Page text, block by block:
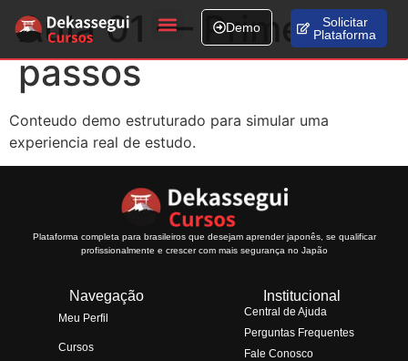
Demo
Solicitar
Plataforma
Aula 01 — Primeiros
passos
Conteudo demo estruturado para simular uma
experiencia real de estudo.
Plataforma completa para brasileiros que desejam aprender japonês, se qualificar
profissionalmente e crescer com mais segurança no Japão
Navegação
Meu Perfil
Cursos
Institucional
Central de Ajuda
Perguntas Frequentes
Fale Conosco